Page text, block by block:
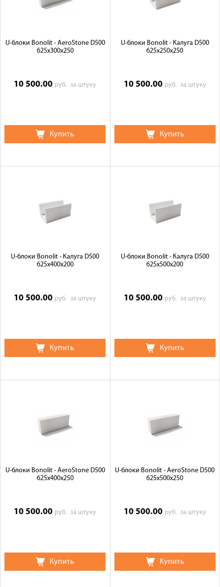
U-блоки Bonolit - AeroStone D500
625х300х250
10 500.00 руб.за штуку
Купить
U-блоки Bonolit - Калуга D500
625х250х250
10 500.00 руб. за штуку
Купить
U-блоки Bonolit - Калуга D500
625х400х200
10 500.00 руб.за штуку
Купить
U-блоки Bonolit - Калуга D500
625х500х200
10 500.00 руб. за штуку
Купить
U-блоки Bonolit - AeroStone D500
625х400х250
10 500.00 руб.за штуку
Купить
U-блоки Bonolit - AeroStone D500
625х500х250
10 500.00 руб. за штуку
Купить